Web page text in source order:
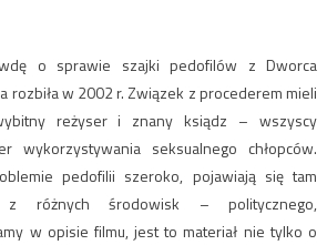
o sprawie szajki pedofilów z Dworca
rozbiła w 2002 r. Związek z procederem mieli
reżyser i znany ksiądz – wszyscy
wykorzystywania seksualnego chłopców.
pedofilii szeroko, pojawiają się tam
z różnych środowisk – politycznego,
w opisie filmu, jest to materiał nie tylko o